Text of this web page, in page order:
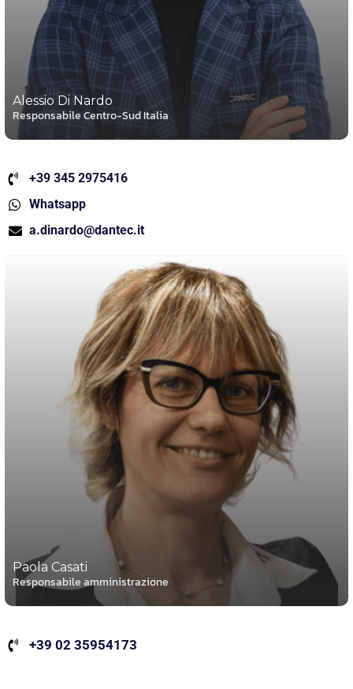
Alessio Di Nardo
Responsabile Centro-Sud Italia
+39 345 2975416
Whatsapp
a.dinardo@dantec.it
Paola Casati
Responsabile amministrazione
+39 02 35954173